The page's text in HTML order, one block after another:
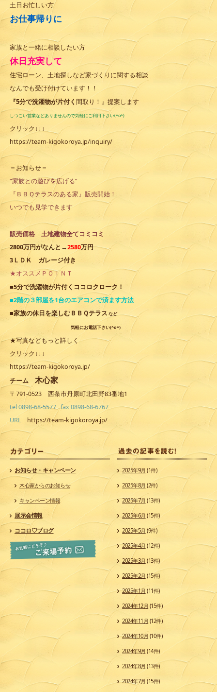
土日お忙しい方
お仕事帰りに
家族と一緒に相談したい方
休日充実して
住宅ローン、土地探しなど家づくりに関する相談
なんでも受け付けています！！
『5分で洗濯物が片付く 間取り！』提案します
しつこい営業などありませんので気軽にご利用下さい(^o^)
クリック↓↓↓
https://team-kigokoroya.jp/inquiry/
＝お知らせ＝
“家族との遊びを広げる”
『ＢＢＱテラスのある家』販売開始！
いつでも見学できます
販売価格 土地建物全てコミコミ
2800万円がなんと→2580万円
3ＬＤＫ ガレージ付き
★オススメＰＯＩＮＴ
■5分で洗濯物が片付く ココロクローク ！
■2階の３部屋を1台のエアコンで済ます方法
■家族の休日を楽しむＢＢＱテラス など
気軽にお電話下さい(^o^)
★写真などもっと詳しく
クリック↓↓↓
https://team-kigokoroya.jp/
チーム 木心家
〒791-0523 西条市丹原町北田野83番地1
tel 0898-68-5577 fax 0898-68-6767
URL https://team-kigokoroya.jp/
お知らせ・キャンペーン
木心家からのお知らせ
キャンペーン情報
展示会情報
ココロ♡ブログ
2025年9月 (1件)
2025年8月 (2件)
2025年7月 (13件)
2025年6月 (15件)
2025年5月 (9件)
2025年4月 (12件)
2025年3月 (13件)
2025年2月 (15件)
2025年1月 (11件)
2024年12月 (15件)
2024年11月(12件)
2024年10月 (10件)
2024年9月 (14件)
2024年8月 (13件)
2024年7月 (15件)